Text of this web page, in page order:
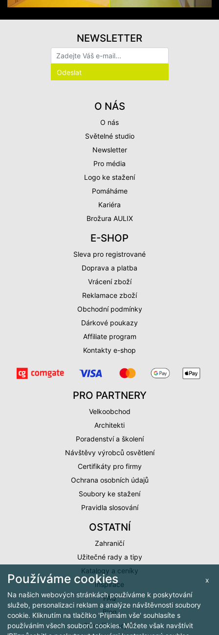
O NÁS
O nás
Světelné studio
Newsletter
Pro média
Logo ke stažení
Pomáháme
Kariéra
Brožura AULIX
E-SHOP
Sleva pro registrované
Doprava a platba
Vrácení zboží
Reklamace zboží
Obchodní podmínky
Dárkové poukazy
Affiliate program
Kontakty e-shop
PRO PARTNERY
Velkoobchod
Architekti
Poradenství a školení
Návštěvy výrobců osvětlení
Certifikáty pro firmy
Ochrana osobních údajů
Soubory ke stažení
Pravidla slosování
OSTATNÍ
Zahraničí
Užitečné rady a tipy
Katalogy a ceníky
Inspirace
FAQ
Blog
Slovníček pojmů
NEWSLETTER
x
Používáme cookies
Na našich webových stránkách používáme k poskytování
služeb, personalizaci reklam a analýze návštěvnosti soubory
cookie. Kliknutím na tlačítko 'Přijímám vše' souhlasíte s
používáním všech souborů cookies. Můžete však navštívit